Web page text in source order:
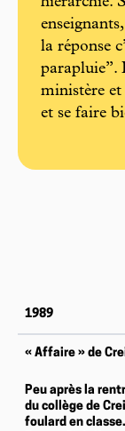
la réponse
parapluie”.
ministère
et se faire
1989
« Affaire » de
Peu après la
du collège de
foulard en